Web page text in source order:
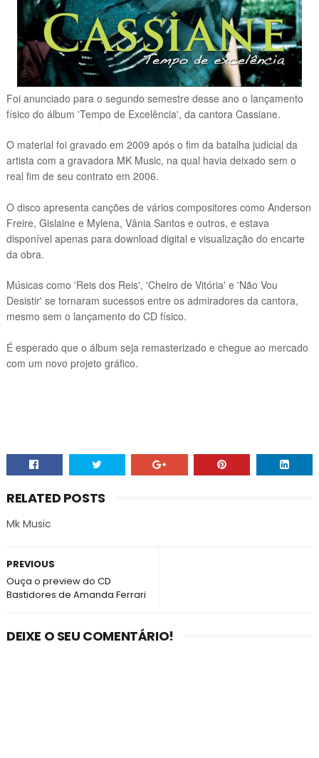
Foi anunciado para o segundo semestre desse ano o lançamento
físico do álbum 'Tempo de Excelência', da cantora Cassiane.
O material foi gravado em 2009 após o fim da batalha judicial da
artista com a gravadora MK Music, na qual havia deixado sem o
real fim de seu contrato em 2006.
O disco apresenta canções de vários compositores como Anderson
Freire, Gislaine e Mylena, Vânia Santos e outros, e estava
disponível apenas para download digital e visualização do encarte
da obra.
Músicas como 'Reis dos Reis', 'Cheiro de Vitória' e 'Não Vou
Desistir' se tornaram sucessos entre os admiradores da cantora,
mesmo sem o lançamento do CD físico.
É esperado que o álbum seja remasterizado e chegue ao mercado
com um novo projeto gráfico.
RELATED POSTS
Mk Music
PREVIOUS
Ouça o preview do CD
Bastidores de Amanda Ferrari
DEIXE O SEU COMENTÁRIO!